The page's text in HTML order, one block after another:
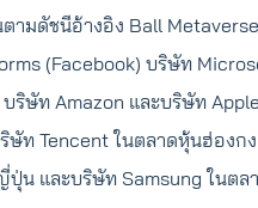
ามดัชนีอ้างอิง Ball
(Facebook) บริษัท
ริษัท Amazon และบริษัท
ษัท Tencent ในตลาดหุ้นฮ่องก
น และบริษัท Samsung ในตล